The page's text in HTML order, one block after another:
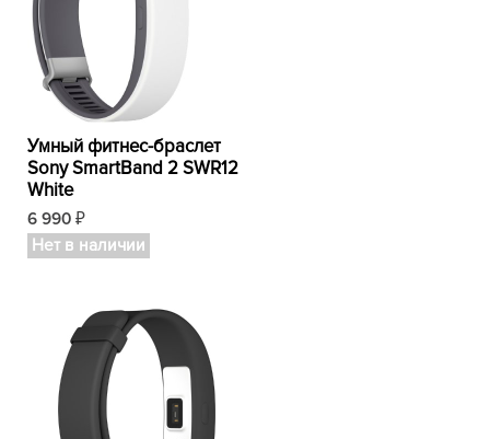
Умный фитнес-браслет
Sony SmartBand 2 SWR12
White
6 990 ₽
Нет в наличии